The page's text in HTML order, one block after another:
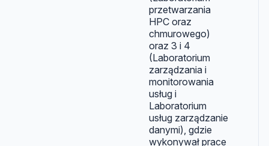
przetwarzania
HPC oraz
chmurowego)
oraz 3 i 4
(Laboratorium
zarządzania i
monitorowania
usług i
Laboratorium
usług zarządzanie
danymi), gdzie
wykonywał prace